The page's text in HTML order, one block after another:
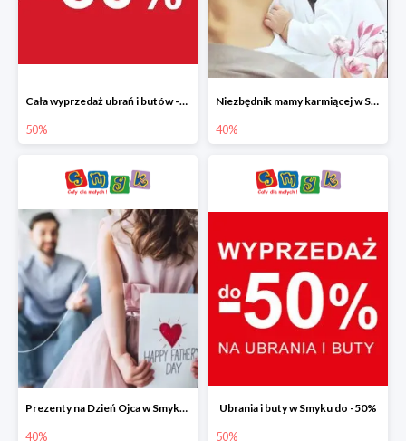
Cała wyprzedaż ubrań i butów -50%
50%
Niezbędnik mamy karmiącej w Smyku do -40%
40%
Prezenty na Dzień Ojca w Smyku do -40%
40%
Ubrania i buty w Smyku do -50%
50%